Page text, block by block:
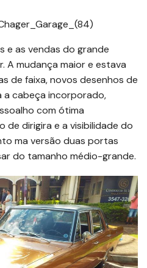
e as vendas do grande
A mudança maior e estava
de faixa, novos desenhos de
cabeça incorporado,
com ótima
de dirigira e a visibilidade do
ma versão duas portas
do tamanho médio-grande.